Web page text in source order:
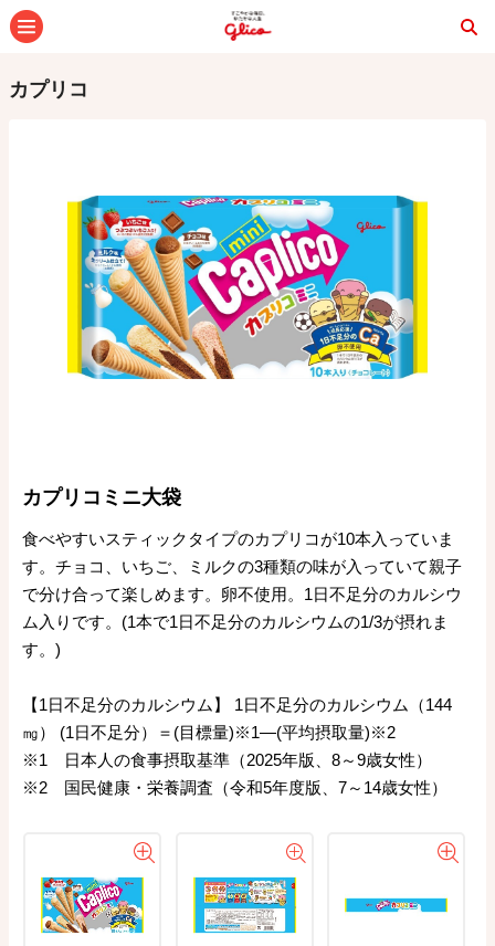
カプリコ
カプリコミニ大袋
食べやすいスティックタイプのカプリコが10本入っていま
す。チョコ、いちご、ミルクの3種類の味が入っていて親子
で分け合って楽しめます。卵不使用。1日不足分のカルシウ
ム入りです。(1本で1日不足分のカルシウムの1/3が摂れま
す。)
【1日不足分のカルシウム】 1日不足分のカルシウム（144
㎎） (1日不足分）＝(目標量)※1―(平均摂取量)※2
※1 日本人の食事摂取基準（2025年版、8～9歳女性）
※2 国民健康・栄養調査（令和5年度版、7～14歳女性）